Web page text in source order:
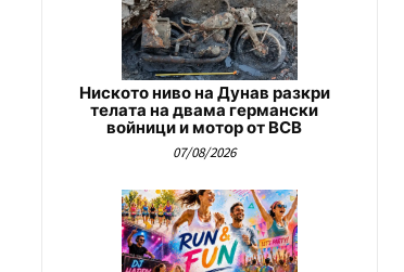
Ниското ниво на Дунав разкри
телата на двама германски
войници и мотор от ВСВ
07/08/2026